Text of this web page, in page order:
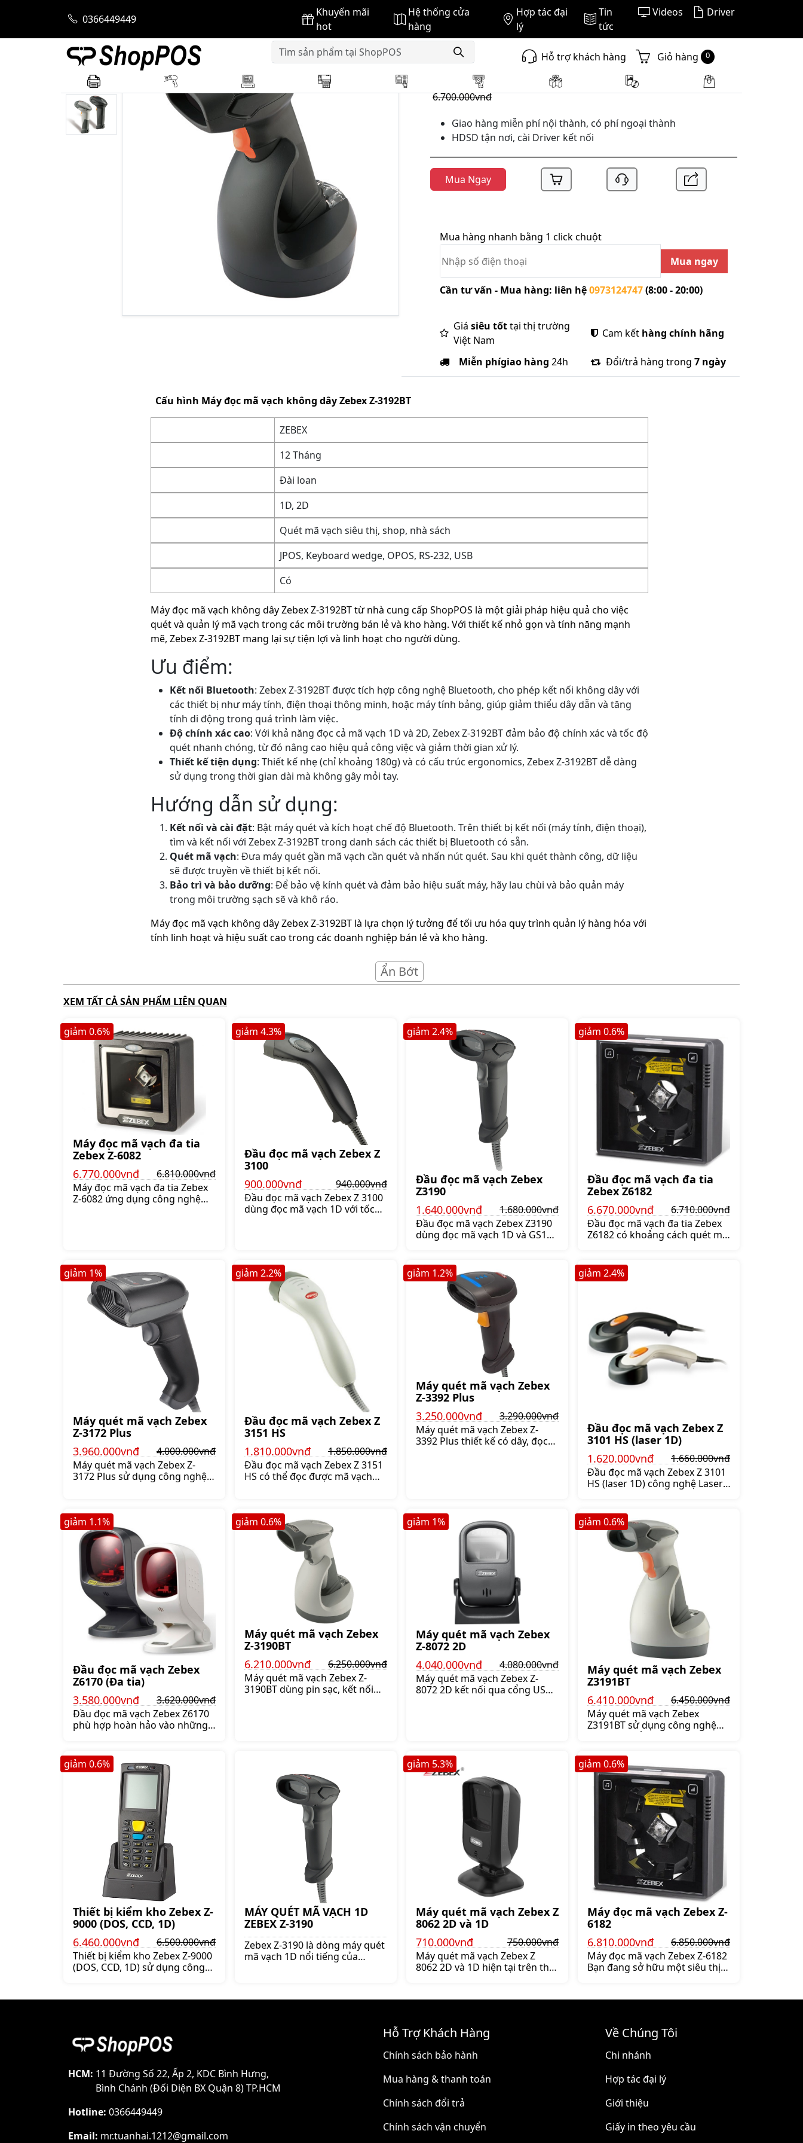
0366449449
Khuyến mãi
hot
Hệ thống cửa
hàng
Hợp tác đại
lý
Tin
tức
Videos Driver
Hỗ trợ khách hàng Giỏ hàng 0
Trang chủ Máy Quét Mã Vạch Máy quét mã vạch ZEBEX Máy đọc mã vạch không dây Zebex Z-3192BT
GIÁ BÁN :
6.660.000vnđ
6.700.000vnđ
Giao hàng miễn phí nội thành, có phí ngoại thành
HDSD tận nơi, cài Driver kết nối
Mua Ngay
Mua hàng nhanh bằng 1 click chuột
Mua ngay
Cần tư vấn - Mua hàng: liên hệ0973124747(8:00 - 20:00)
Giá siêu tốttại thị trường
Việt Nam
Cam kết hàng chính hãng
Miễn phígiao hàng 24h Đổi/trả hàng trong 7 ngày
Cấu hình Máy đọc mã vạch không dây Zebex Z-3192BT
ZEBEX
12 Tháng
Đài loan
1D, 2D
Quét mã vạch siêu thị, shop, nhà sách
JPOS, Keyboard wedge, OPOS, RS-232, USB
Có
Máy đọc mã vạch không dây Zebex Z-3192BT từ nhà cung cấp ShopPOS là một giải pháp hiệu quả cho việc
quét và quản lý mã vạch trong các môi trường bán lẻ và kho hàng. Với thiết kế nhỏ gọn và tính năng mạnh
mẽ, Zebex Z-3192BT mang lại sự tiện lợi và linh hoạt cho người dùng.
Ưu điểm:
Kết nối Bluetooth: Zebex Z-3192BT được tích hợp công nghệ Bluetooth, cho phép kết nối không dây với
các thiết bị như máy tính, điện thoại thông minh, hoặc máy tính bảng, giúp giảm thiểu dây dẫn và tăng
tính di động trong quá trình làm việc.
Độ chính xác cao: Với khả năng đọc cả mã vạch 1D và 2D, Zebex Z-3192BT đảm bảo độ chính xác và tốc độ
quét nhanh chóng, từ đó nâng cao hiệu quả công việc và giảm thời gian xử lý.
Thiết kế tiện dụng: Thiết kế nhẹ (chỉ khoảng 180g) và có cấu trúc ergonomics, Zebex Z-3192BT dễ dàng
sử dụng trong thời gian dài mà không gây mỏi tay.
Hướng dẫn sử dụng:
Kết nối và cài đặt: Bật máy quét và kích hoạt chế độ Bluetooth. Trên thiết bị kết nối (máy tính, điện thoại),
tìm và kết nối với Zebex Z-3192BT trong danh sách các thiết bị Bluetooth có sẵn.
Quét mã vạch: Đưa máy quét gần mã vạch cần quét và nhấn nút quét. Sau khi quét thành công, dữ liệu
sẽ được truyền về thiết bị kết nối.
Bảo trì và bảo dưỡng: Để bảo vệ kính quét và đảm bảo hiệu suất máy, hãy lau chùi và bảo quản máy
trong môi trường sạch sẽ và khô ráo.
Máy đọc mã vạch không dây Zebex Z-3192BT là lựa chọn lý tưởng để tối ưu hóa quy trình quản lý hàng hóa với
tính linh hoạt và hiệu suất cao trong các doanh nghiệp bán lẻ và kho hàng.
Ẩn Bớt
XEM TẤT CẢ SẢN PHẨM LIÊN QUAN
Máy đọc mã vạch đa tia
Zebex Z-6082
6.770.000vnđ
6.810.000vnđ
Máy đọc mã vạch đa tia Zebex
Z-6082 ứng dụng công nghệ
giảm 0.6%
Đầu đọc mã vạch Zebex Z
3100
900.000vnđ
940.000vnđ
Đầu đọc mã vạch Zebex Z 3100
dùng đọc mã vạch 1D với tốc
Giá:940.000 đ
giảm 4.3%
Đầu đọc mã vạch Zebex
Z3190
1.640.000vnđ
1.680.000vnđ
Đầu đọc mã vạch Zebex Z3190
dùng đọc mã vạch 1D và GS1
chính xác, Giá:1.680.000 đ
giảm 2.4%
Đầu đọc mã vạch đa tia
Zebex Z6182
6.670.000vnđ
6.710.000vnđ
Đầu đọc mã vạch đa tia Zebex
Z6182 có khoảng cách quét mã
giảm 0.6%
Máy quét mã vạch Zebex
Z-3172 Plus
3.960.000vnđ
4.000.000vnđ
Máy quét mã vạch Zebex Z-
3172 Plus sử dụng công nghệ
cửa hàng, kiểm kho,
Giá:4.000.000 đ
giảm 1%
Đầu đọc mã vạch Zebex Z
3151 HS
1.810.000vnđ
1.850.000vnđ
Đầu đọc mã vạch Zebex Z 3151
HS có thể đọc được mã vạch
quét tự động hoặc liên tục,
đem lại nhiều sự lựa chọn cho
bạn, Giá:1.850.000 đ
giảm 2.2%
Máy quét mã vạch Zebex
Z-3392 Plus
3.250.000vnđ
3.290.000vnđ
Máy quét mã vạch Zebex Z-
3392 Plus thiết kế có dây, đọc
giảm 1.2%
Đầu đọc mã vạch Zebex Z
3101 HS (laser 1D)
1.620.000vnđ
1.660.000vnđ
Đầu đọc mã vạch Zebex Z 3101
HS (laser 1D) công nghệ Laser,
giảm 2.4%
Đầu đọc mã vạch Zebex
Z6170 (Đa tia)
3.580.000vnđ
3.620.000vnđ
Đầu đọc mã vạch Zebex Z6170
phù hợp hoàn hảo vào những
quầy bar, thức ăn nhanh,
Giá:3.620.000 đ
giảm 1.1%
Máy quét mã vạch Zebex
Z-3190BT
6.210.000vnđ
6.250.000vnđ
Máy quét mã vạch Zebex Z-
3190BT dùng pin sạc, kết nối
giảm 0.6%
Máy quét mã vạch Zebex
Z-8072 2D
4.040.000vnđ
4.080.000vnđ
Máy quét mã vạch Zebex Z-
8072 2D kết nối qua cổng USB,
giảm 1%
Máy quét mã vạch Zebex
Z3191BT
6.410.000vnđ
6.450.000vnđ
Máy quét mã vạch Zebex
Z3191BT sử dụng công nghệ
xác cao, Giá:6.450.000 đ
giảm 0.6%
Thiết bị kiểm kho Zebex Z-
9000 (DOS, CCD, 1D)
6.460.000vnđ
6.500.000vnđ
Thiết bị kiểm kho Zebex Z-9000
(DOS, CCD, 1D) sử dụng công
Giá:6.500.000 đ
giảm 0.6%
MÁY QUÉT MÃ VẠCH 1D
ZEBEX Z-3190
Zebex Z-3190 là dòng máy quét
mã vạch 1D nổi tiếng của
ngay shoppos.vn
Máy quét mã vạch Zebex Z
8062 2D và 1D
710.000vnđ
750.000vnđ
Máy quét mã vạch Zebex Z
8062 2D và 1D hiện tại trên thị
bàn chất lượng nhưng riêng
thuộc phân khúc tầm trung
dùng ở Việt Nam như các Shop
sách - Máy
giảm 5.3%
Máy đọc mã vạch Zebex Z-
6182
6.810.000vnđ
6.850.000vnđ
Máy đọc mã vạch Zebex Z-6182
Bạn đang sở hữu một siêu thị
kiếm một giải pháp giúp cho
phẩm tốt hơn tiết kiệm thời
gian cũng như nhân công Bạn
lớn để làm việc đó Hãy để
trên
giảm 0.6%
HCM: 11 Đường Số 22, Ấp 2, KDC Bình Hưng,
Bình Chánh (Đối Diện BX Quận 8) TP.HCM
Hotline: 0366449449
Email: mr.tuanhai.1212@gmail.com
Hỗ Trợ Khách Hàng
Chính sách bảo hành
Mua hàng & thanh toán
Chính sách đổi trả
Chính sách vận chuyển
Về Chúng Tôi
Chi nhánh
Hợp tác đại lý
Giới thiệu
Giấy in theo yêu cầu